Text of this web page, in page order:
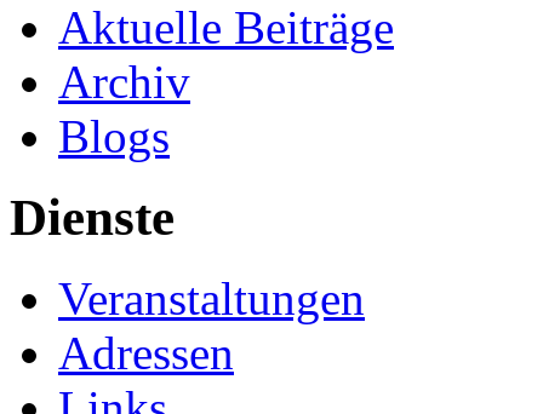
Aktuelle Beiträge
Archiv
Blogs
Dienste
Veranstaltungen
Adressen